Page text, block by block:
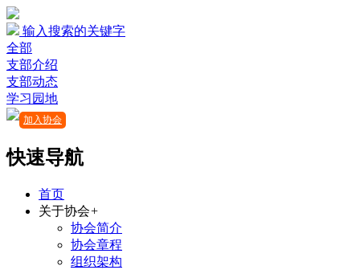
输入搜索的关键字
全部
支部介绍
支部动态
学习园地
加入协会
快速导航
首页
关于协会+
协会简介
协会章程
组织架构